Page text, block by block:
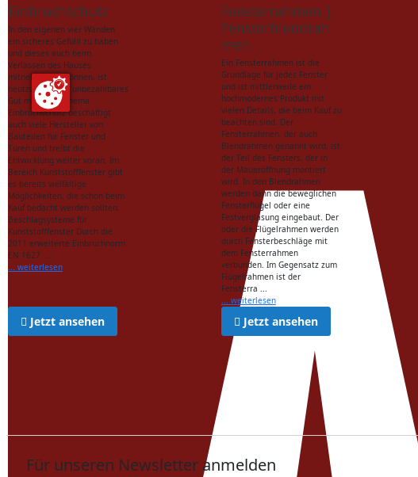
Einbruchschutz
In den eigenen vier Wänden
ein sicheres Gefühl zu haben
und dieses auch beim
Verlassen des Hauses
mitnehmen zu können, ist
heutzutage kein unbezahlbares
Gut mehr. Das Thema
Einbruchschutz beschäftigt
auch viele Hersteller von
Bauteilen für Fenster und
Türen und treibt die
Entwicklung weiter voran. Im
Bereich Kunststofffenster gibt
es bereits vielfältige
Möglichkeiten, die schon beim
Kauf bedacht werden sollten.
Beschlagsysteme für
Kunststofffenster Durch die
2011 erweiterte Einbruchnorm
EN 1627 ...
... weiterlesen
Jetzt ansehen
Fensterrahmen |
Fensterblendrah
men
Ein Fensterrahmen ist die
Grundlage für jedes Fenster
und ist mittlerweile ein
hochmodernes Produkt mit
vielen Details, die beim Kauf zu
beachten sind. Der
Fensterrahmen, der auch
Blendrahmen genannt wird, ist
der Teil des Fensters, der in
der Maueröffnung montiert
wird. In den Blendrahmen
werden dann die beweglichen
Fensterflügel oder eine
Festverglasung eingebaut. Der
oder die Flügelrahmen werden
durch Fensterbeschläge mit
dem Fensterrahmen
verbunden. Im Gegensatz zum
Flügelrahmen ist der
Fensterra ...
... weiterlesen
Jetzt ansehen
Für unseren Newsletter anmelden